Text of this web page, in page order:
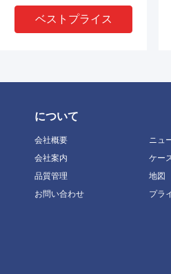
ベストプライス
について
会社概要
会社案内
品質管理
お問い合わせ
ニュ
ケー
地図
プラ